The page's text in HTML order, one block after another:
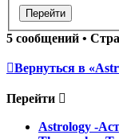
5 сообщений •
Вернуться в
Перейти
Astrology -